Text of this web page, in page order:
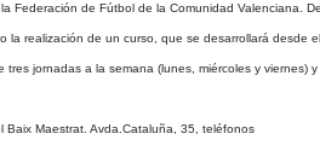
Federación de Fútbol de la Comunidad Valenciana.
la realización de un curso, que se desarrollará desde
tres jornadas a la semana (lunes, miércoles y viernes) y
Baix Maestrat. Avda.Cataluña, 35, teléfonos